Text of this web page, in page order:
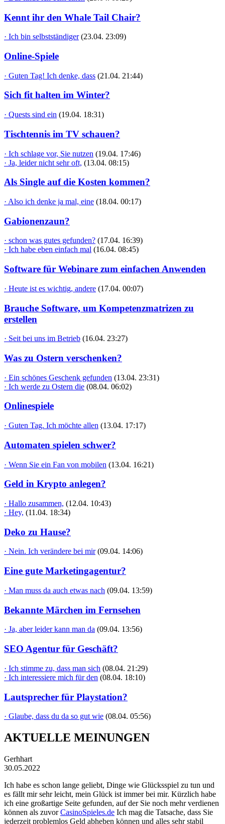
Kennt ihr den Whale Tail Chair?
· Ich bin selbstständiger (23.04. 23:09)
Online-Spiele
· Guten Tag! Ich denke, dass (21.04. 21:44)
Sich fit halten im Winter?
· Quests sind ein (19.04. 18:31)
Tischtennis im TV schauen?
· Ich schlage vor, Sie nutzen (19.04. 17:46)
· Ja, leider nicht sehr oft, (13.04. 08:15)
Als Single auf die Kosten kommen?
· Also ich denke ja mal, eine (18.04. 00:17)
Gabionenzaun?
· schon was gutes gefunden? (17.04. 16:39)
· Ich habe eben einfach mal (16.04. 08:45)
Software für Webinare zum einfachen Anwenden
· Heute ist es wichtig, andere (17.04. 00:07)
Brauche Software, um Kompetenzmatrizen zu
erstellen
· Seit bei uns im Betrieb (16.04. 23:27)
Was zu Ostern verschenken?
· Ein schönes Geschenk gefunden (13.04. 23:31)
· Ich werde zu Ostern die (08.04. 06:02)
Onlinespiele
· Guten Tag. Ich möchte allen (13.04. 17:17)
Automaten spielen schwer?
· Wenn Sie ein Fan von mobilen (13.04. 16:21)
Geld in Krypto anlegen?
· Hallo zusammen, (12.04. 10:43)
· Hey, (11.04. 18:34)
Deko zu Hause?
· Nein. Ich verändere bei mir (09.04. 14:06)
Eine gute Marketingagentur?
· Man muss da auch etwas nach (09.04. 13:59)
Bekannte Märchen im Fernsehen
· Ja, aber leider kann man da (09.04. 13:56)
SEO Agentur für Geschäft?
· Ich stimme zu, dass man sich (08.04. 21:29)
· Ich interessiere mich für den (08.04. 18:10)
Lautsprecher für Playstation?
· Glaube, dass du da so gut wie (08.04. 05:56)
AKTUELLE MEINUNGEN
Gerhhart
30.05.2022
Ich habe es schon lange geliebt, Dinge wie Glücksspiel zu tun und
es fällt mir sehr leicht, mein Glück ist immer bei mir. Kürzlich habe
ich eine großartige Seite gefunden, auf der Sie noch mehr verdienen
können als zuvorCasinoSpieles.de Ich mag die Tatsache, dass Sie
jederzeit problemlos Geld abheben können und alles sehr stabil